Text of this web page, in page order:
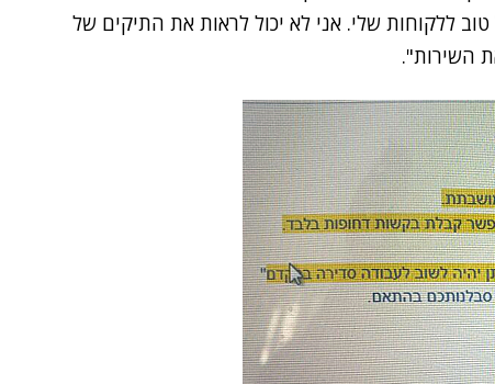
ללקוחות שלי. אני לא יכול לראות את התיקים של
השירות".